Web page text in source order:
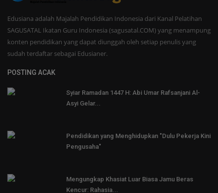
Edusiana adalah Majalah Pendidikan Indonesia dari Kanal Pelatihan
SAGUSATAL Ikatan Guru Indonesia (sagusatal.COM) yang menampung
konten pendidikan yang dapat diunggah oleh setiap penulis yang
sudah terdaftar sebagai Edusianer.
POSTING ACAK
Syiar Ramadan 1447 H: Abi Umar Rafsanjani Al-
Asyi Gelar...
Pendidikan yang Menghidupkan "Dulu Pekerja Kini
Pengusaha"
Mengungkap Khasiat Luar Biasa Jamu Beras
Kencur: Rahasia...